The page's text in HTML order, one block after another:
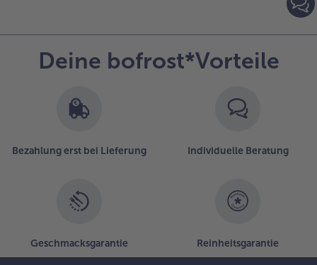
Deine bofrost*Vorteile
Bezahlung erst bei Lieferung Individuelle Beratung
Geschmacksgarantie Reinheitsgarantie